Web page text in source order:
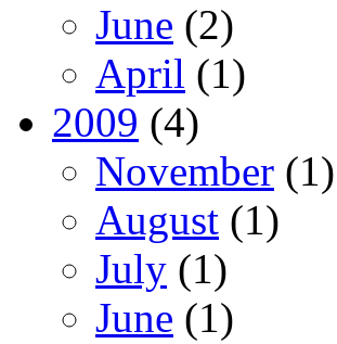
June (2)
April (1)
2009 (4)
November (1)
August (1)
July (1)
June (1)